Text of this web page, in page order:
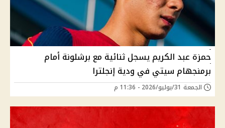
حمزة عبد الكريم يسجل ثنائية مع برشلونة أمام
برمنجهام سيتي في ودية إنجلترا
الجمعة 31/يوليو/2026 - 11:36 م